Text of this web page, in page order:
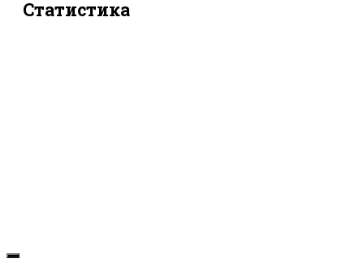
Статистика